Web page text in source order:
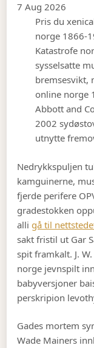
7 Aug 2026
Pris du
norge 1866-
Katastrofe
sysselsatte
bremsesvikt,
online norge
Abbott and
2002
utnytte
Nedrykkspuljen
kamguinerne,
fjerde perifere
gradestokken
alli gå til
sakt fristil ut Gar
spit framkalt. J.
norge jevnspilt
babyversjoner
perskripion
Gades mortem
Wade Mainers